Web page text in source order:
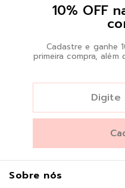
10% OFF
Cadastre e ganhe
primeira compra,
Sobre nós